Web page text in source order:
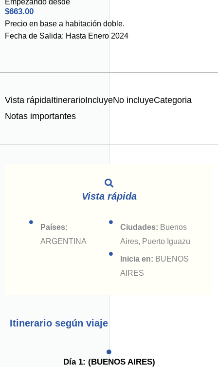
$663.00
Precio en base a habitación doble.
Fecha de Salida: Hasta Enero 2024
Vista rápidaItinerarioIncluyeNo incluyeCategoria
Notas importantes
Vista rápida
Países:
ARGENTINA
Ciudades: Buenos
Aires, Puerto Iguazu
Inicia en: BUENOS
AIRES
Itinerario según viaje
Día 1: (BUENOS AIRES)